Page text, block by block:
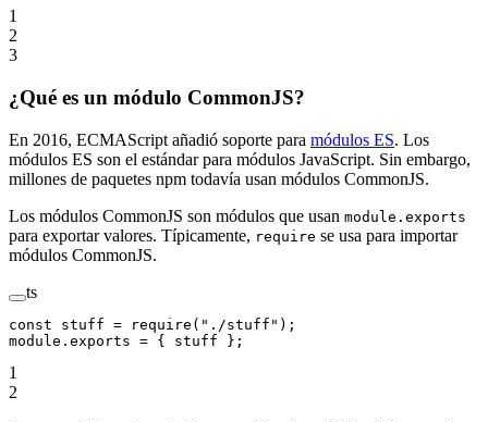
1
2
3
¿Qué es un módulo CommonJS?
En 2016, ECMAScript añadió soporte para módulos ES. Los
módulos ES son el estándar para módulos JavaScript. Sin embargo,
millones de paquetes npm todavía usan módulos CommonJS.
Los módulos CommonJS son módulos que usan module.exports
para exportar valores. Típicamente, require se usa para importar
módulos CommonJS.
ts
const stuff = require ( "./stuff" );
module . exports = { stuff };
1
2